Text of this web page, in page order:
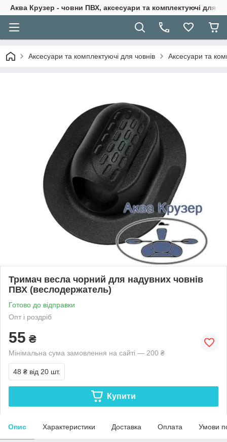
Аква Крузер - човни ПВХ, аксесуари та комплектуючі для
Аксесуари та комплектуючі для човнів Аксесуари та
Тримач весла чорний для надувних човнів
ПВХ (веслодержатель)
Готово до відправки
Опт і роздріб
55 ₴
Мінімальна сума замовлення на сайті — 200 ₴
48 ₴ від 20 шт.
Купити
Опис Характеристики Доставка Оплата Умови